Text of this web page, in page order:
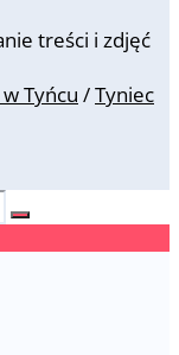
treści i zdjęć
Tyńcu /Tyniec